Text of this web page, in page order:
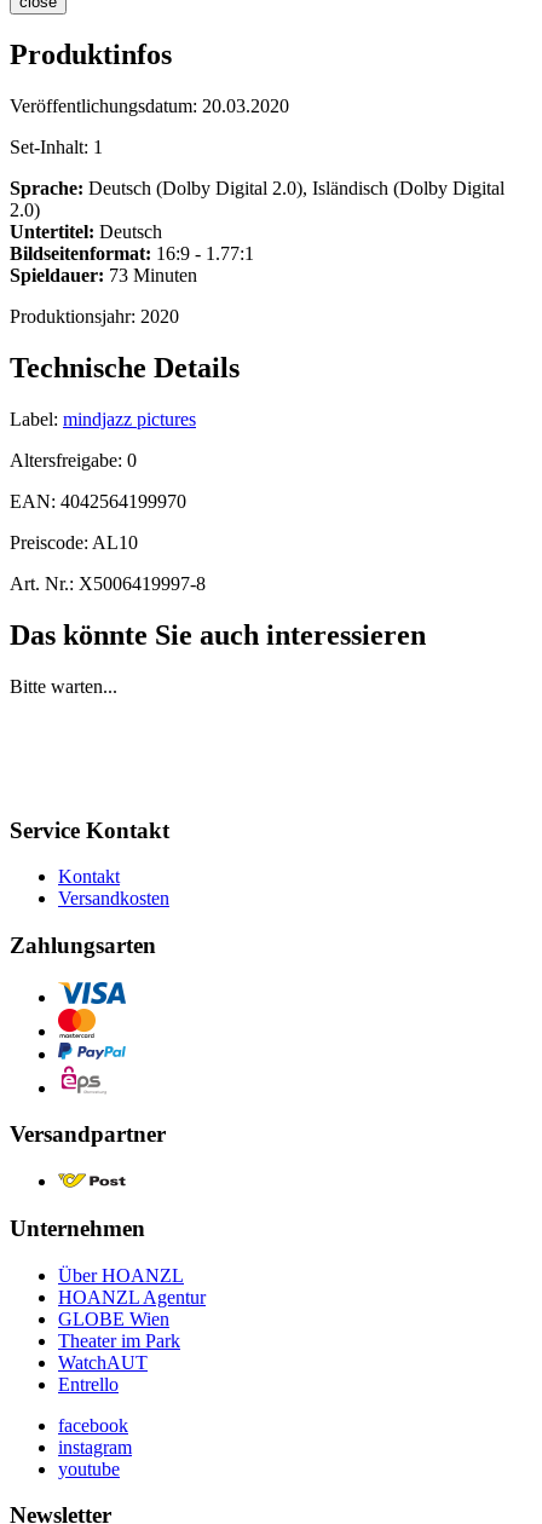
Produktinfos
Veröffentlichungsdatum: 20.03.2020
Set-Inhalt: 1
Sprache: Deutsch (Dolby Digital 2.0), Isländisch (Dolby Digital
2.0)
Untertitel: Deutsch
Bildseitenformat: 16:9 - 1.77:1
Spieldauer: 73 Minuten
Produktionsjahr: 2020
Technische Details
Label: mindjazz pictures
Altersfreigabe: 0
EAN: 4042564199970
Preiscode: AL10
Art. Nr.: X5006419997-8
Das könnte Sie auch interessieren
Bitte warten...
Service Kontakt
Kontakt
Versandkosten
Zahlungsarten
Versandpartner
Unternehmen
Über HOANZL
HOANZL Agentur
GLOBE Wien
Theater im Park
WatchAUT
Entrello
facebook
instagram
youtube
Newsletter